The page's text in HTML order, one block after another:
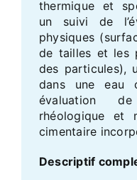
thermique et
un suivi de
physiques
de tailles et les
des particules),
dans une eau
évaluation
rhéologique et
cimentaire
Descriptif